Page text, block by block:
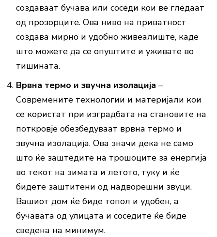
создаваат бучава или соседи кои ве гледаат
од прозорците. Ова ниво на приватност
создава мирно и удобно живеалиште, каде
што можете да се опуштите и уживате во
тишината.
Врвна термо и звучна изолација –
Современите технологии и материјали кои
се користат при изградбата на становите на
поткровје обезбедуваат врвна термо и
звучна изолација. Ова значи дека не само
што ќе заштедите на трошоците за енергија
во текот на зимата и летото, туку и ќе
бидете заштитени од надворешни звуци.
Вашиот дом ќе биде топол и удобен, а
бучавата од улицата и соседите ќе биде
сведена на минимум.